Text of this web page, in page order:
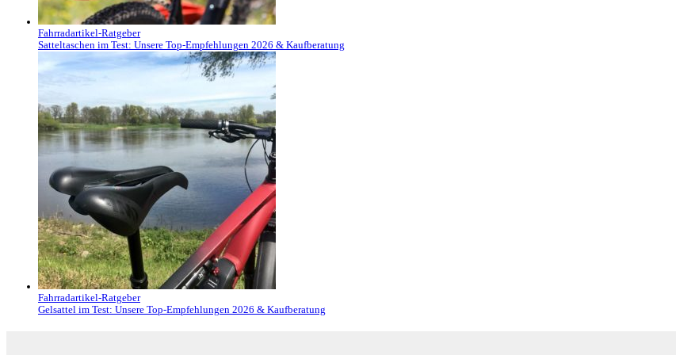
Fahrradartikel-Ratgeber
Satteltaschen im Test: Unsere Top-Empfehlungen 2026 & Kaufberatung
Fahrradartikel-Ratgeber
Gelsattel im Test: Unsere Top-Empfehlungen 2026 & Kaufberatung